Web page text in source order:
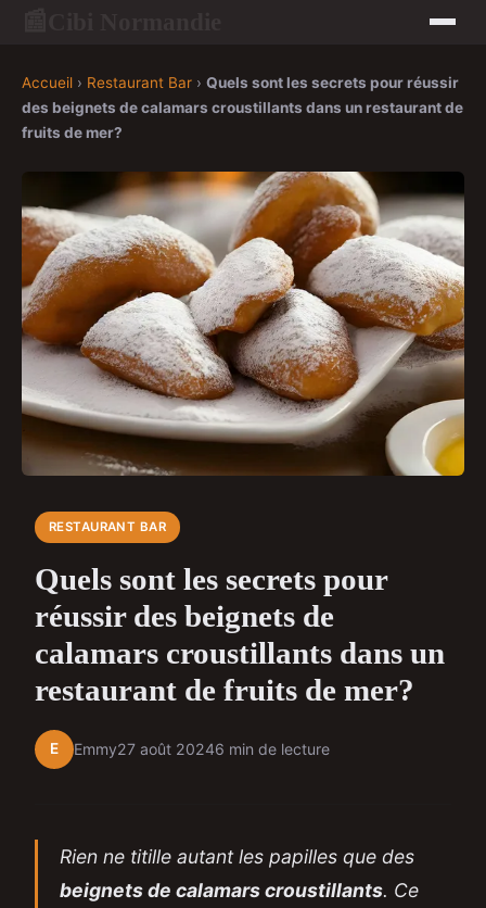
Accueil › Restaurant Bar › Quels sont les secrets pour réussir
des beignets de calamars croustillants dans un restaurant de
fruits de mer?
RESTAURANT BAR
Quels sont les secrets pour
réussir des beignets de
calamars croustillants dans un
restaurant de fruits de mer?
E Emmy27 août 20246 min de lecture
Rien ne titille autant les papilles que des
beignets de calamars croustillants. Ce